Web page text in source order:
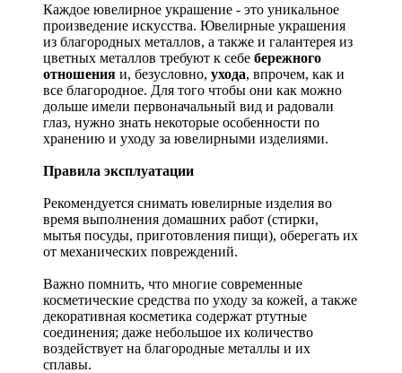
Каждое ювелирное украшение - это уникальное
произведение искусства. Ювелирные украшения
из благородных металлов, а также и галантерея из
цветных металлов требуют к себе бережного
отношения и, безусловно, ухода, впрочем, как и
все благородное. Для того чтобы они как можно
дольше имели первоначальный вид и радовали
глаз, нужно знать некоторые особенности по
хранению и уходу за ювелирными изделиями.
Правила эксплуатации
Рекомендуется снимать ювелирные изделия во
время выполнения домашних работ (стирки,
мытья посуды, приготовления пищи), оберегать их
от механических повреждений.
Важно помнить, что многие современные
косметические средства по уходу за кожей, а также
декоративная косметика содержат ртутные
соединения; даже небольшое их количество
воздействует на благородные металлы и их
сплавы.